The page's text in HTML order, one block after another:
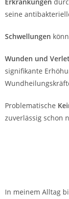
seine
Schwellungen
Wunden und
signifikante
Problematische
zuverlässig schon
In meinem Alltag